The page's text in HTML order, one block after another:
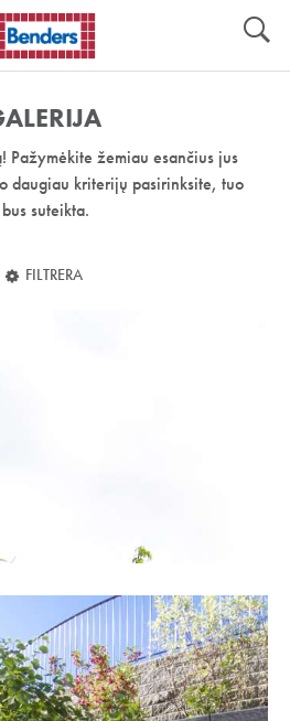
Pažymėkite žemiau esančius jus
daugiau kriterijų pasirinksite, tuo
suteikta.
FILTRERA